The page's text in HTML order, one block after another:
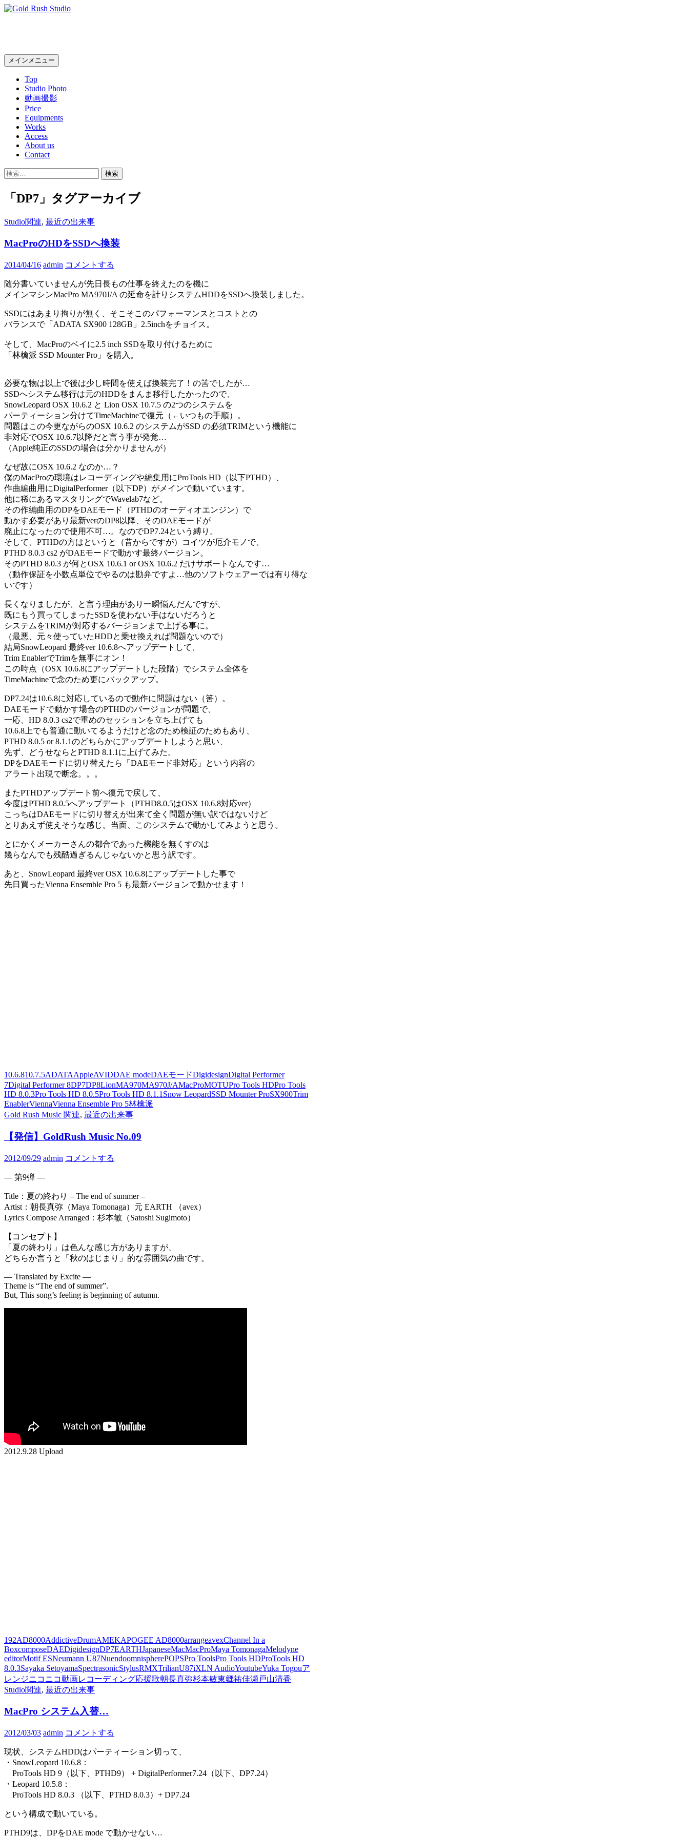
コ
へ
検
索
メインメニュー
Top
Studio Photo
動画撮影
Price
Equipments
Works
Access
About us
Contact
検
「DP7」タグアーカイブ
Studio関連, 最近の出来事
MacProのHDをSSDへ換装
2014/04/16 admin コメントする
随分書いていませんが先日長もの仕事を終えたのを機に
メインマシンMacPro MA970J/A の延命を計りシステムHDDをSSDへ換装しました。
SSDにはあまり拘りが無く、そこそこのパフォーマンスとコストとの
バランスで「ADATA SX900 128GB」2.5inchをチョイス。
そして、MacProのベイに2.5 inch SSDを取り付けるために
「林檎派 SSD Mounter Pro」を購入。
必要な物は以上で後は少し時間を使えば換装完了！の筈でしたが…
SSDへシステム移行は元のHDDをまんま移行したかったので、
SnowLeopard OSX 10.6.2 と Lion OSX 10.7.5 の2つのシステムを
パーティーション分けてTimeMachineで復元（←いつもの手順）。
問題はこの今更ながらのOSX 10.6.2 のシステムがSSD の必須TRIMという機能に
非対応でOSX 10.6.7以降だと言う事が発覚…
（Apple純正のSSDの場合は分かりませんが）
なぜ故にOSX 10.6.2 なのか…？
僕のMacProの環境はレコーディングや編集用にProTools HD（以下PTHD）、
作曲編曲用にDigitalPerformer（以下DP）がメインで動いています。
他に稀にあるマスタリングでWavelab7など。
その作編曲用のDPをDAEモード（PTHDのオーディオエンジン）で
動かす必要があり最新verのDP8以降、そのDAEモードが
廃止になったので使用不可…。なのでDP7.24という縛り。
そして、PTHDの方はというと（昔からですが）コイツが厄介モノで、
PTHD 8.0.3 cs2 がDAEモードで動かす最終バージョン。
そのPTHD 8.0.3 が何とOSX 10.6.1 or OSX 10.6.2 だけサポートなんです…
（動作保証を小数点単位でやるのは勘弁ですよ…他のソフトウェアーでは有り得な
いです）
長くなりましたが、と言う理由があり一瞬悩んだんですが、
既にもう買ってしまったSSDを使わない手はないだろうと
システムをTRIMが対応するバージョンまで上げる事に。
（最悪、元々使っていたHDDと乗せ換えれば問題ないので）
結局SnowLeopard 最終ver 10.6.8へアップデートして、
Trim EnablerでTrimを無事にオン！
この時点（OSX 10.6.8にアップデートした段階）でシステム全体を
TimeMachineで念のため更にバックアップ。
DP7.24は10.6.8に対応しているので動作に問題はない（筈）。
DAEモードで動かす場合のPTHDのバージョンが問題で、
一応、HD 8.0.3 cs2で重めのセッションを立ち上げても
10.6.8上でも普通に動いてるようだけど念のため検証のためもあり、
PTHD 8.0.5 or 8.1.1のどちらかにアップデートしようと思い、
先ず、どうせならとPTHD 8.1.1に上げてみた。
DPをDAEモードに切り替えたら「DAEモード非対応」という内容の
アラート出現で断念。。。
またPTHDアップデート前へ復元で戻して、
今度はPTHD 8.0.5へアップデート（PTHD8.0.5はOSX 10.6.8対応ver）
こっちはDAEモードに切り替えが出来て全く問題が無い訳ではないけど
とりあえず使えそうな感じ。当面、このシステムで動かしてみようと思う。
とにかくメーカーさんの都合であった機能を無くすのは
幾らなんでも残酷過ぎるんじゃないかと思う訳です。
あと、SnowLeopard 最終ver OSX 10.6.8にアップデートした事で
先日買ったVienna Ensemble Pro 5 も最新バージョンで動かせます！
10.6.810.7.5ADATAAppleAVIDDAE modeDAEモードDigidesignDigital Performer
7Digital Performer 8DP7DP8LionMA970MA970J/AMacProMOTUPro Tools HDPro Tools
HD 8.0.3Pro Tools HD 8.0.5Pro Tools HD 8.1.1 Snow LeopardSSD Mounter ProSX900Trim
EnablerViennaVienna Ensemble Pro 5林檎派
Gold Rush Music 関連, 最近の出来事
【発信】GoldRush Music No.09
2012/09/29 admin コメントする
— 第9弾 —
Title：夏の終わり – The end of summer –
Artist：朝長真弥（Maya Tomonaga）元 EARTH （avex）
Lyrics Compose Arranged：杉本敏（Satoshi Sugimoto）
【コンセプト】
「夏の終わり」は色んな感じ方がありますが、
どちらか言うと「秋のはじまり」的な雰囲気の曲です。
— Translated by Excite —
Theme is “The end of summer”.
But, This song’s feeling is beginning of autumn.
2012.9.28 Upload
192AD8000AddictiveDrumAMEKAPOGEE AD8000arrangeavexChannel In a
BoxcomposeDAEDigidesignDP7EARTHJapaneseMacMacProMaya TomonagaMelodyne
editorMotif ESNeumann U87NuendoomnispherePOPSPro ToolsPro Tools HDProTools HD
8.0.3Sayaka SetoyamaSpectrasonicStylusRMXTrilianU87iXLN AudioYoutubeYuka Togouア
レンジニコニコ動画レコーディング応援歌朝長真弥杉本敏東郷祐佳瀬戸山清香
Studio関連, 最近の出来事
MacPro システム入替…
2012/03/03 admin コメントする
現状、システムHDDはパーティーション切って、
・SnowLeopard 10.6.8：
ProTools HD 9 （以下、PTHD9） + DigitalPerformer7.24（以下、DP7.24）
・Leopard 10.5.8：
ProTools HD 8.0.3 （以下、PTHD 8.0.3）+ DP7.24
という構成で動いている。
PTHD9は、DPをDAE mode で動かせない…